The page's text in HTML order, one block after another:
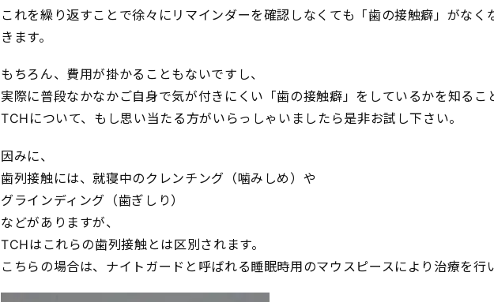
これを繰り返すことで徐々にリマインダーを確認しなくても「歯の接触癖」がなく
きます。
もちろん、費用が掛かることもないですし、
実際に普段なかなかご自身で気が付きにくい「歯の接触癖」をしているかを知るこ
TCHについて、もし思い当たる方がいらっしゃいましたら是非お試し下さい。
因みに、
歯列接触には、就寝中のクレンチング（噛みしめ）や
グラインディング（歯ぎしり）
などがありますが、
TCHはこれらの歯列接触とは区別されます。
こちらの場合は、ナイトガードと呼ばれる睡眠時用のマウスピースにより治療を行